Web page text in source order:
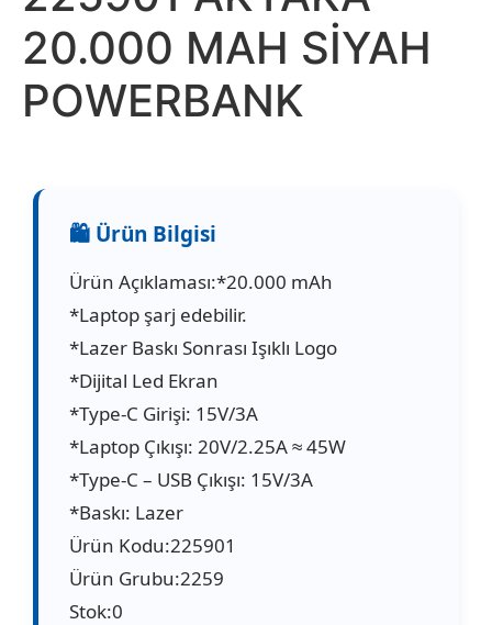
20.000 MAH SİYAH
POWERBANK
Ürün Açıklaması:*20.000 mAh
*Laptop şarj edebilir.
*Lazer Baskı Sonrası Işıklı Logo
*Dijital Led Ekran
*Type-C Girişi: 15V/3A
*Laptop Çıkışı: 20V/2.25A ≈ 45W
*Type-C – USB Çıkışı: 15V/3A
*Baskı: Lazer
Ürün Kodu:225901
Ürün Grubu:2259
Stok:0